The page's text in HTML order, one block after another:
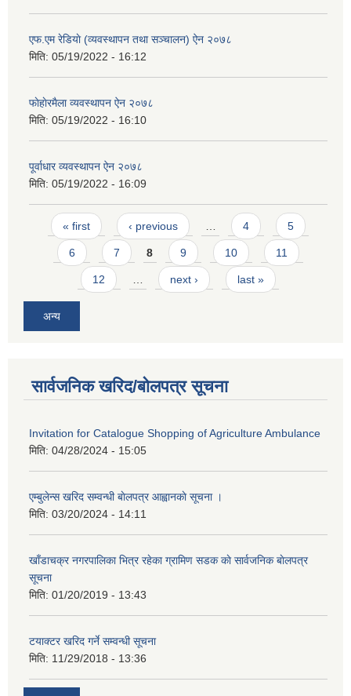
एफ.एम रेडियाे (व्यवस्थापन तथा सञ्चालन) ऐन २०७८
मिति: 05/19/2022 - 16:12
फाेहाेरमैला व्यवस्थापन ऐन २०७८
मिति: 05/19/2022 - 16:10
पूर्वाधार व्यवस्थापन ऐन २०७८
मिति: 05/19/2022 - 16:09
Pages
« first ‹ previous … 4 5
6 7 8 9 10 11
12 … next › last »
अन्य
सार्वजनिक खरिद/बोलपत्र सूचना
Invitation for Catalogue Shopping of Agriculture Ambulance
मिति: 04/28/2024 - 15:05
एम्बुलेन्स खरिद सम्वन्धी बाेलपत्र आह्वानकाे सूचना ।
मिति: 03/20/2024 - 14:11
खाँडाचक्र नगरपालिका भित्र रहेका ग्रामिण सडक काे सार्वजनिक बाेलपत्र
सूचना
मिति: 01/20/2019 - 13:43
टयाक्टर खरिद गर्ने सम्वन्धी सूचना
मिति: 11/29/2018 - 13:36